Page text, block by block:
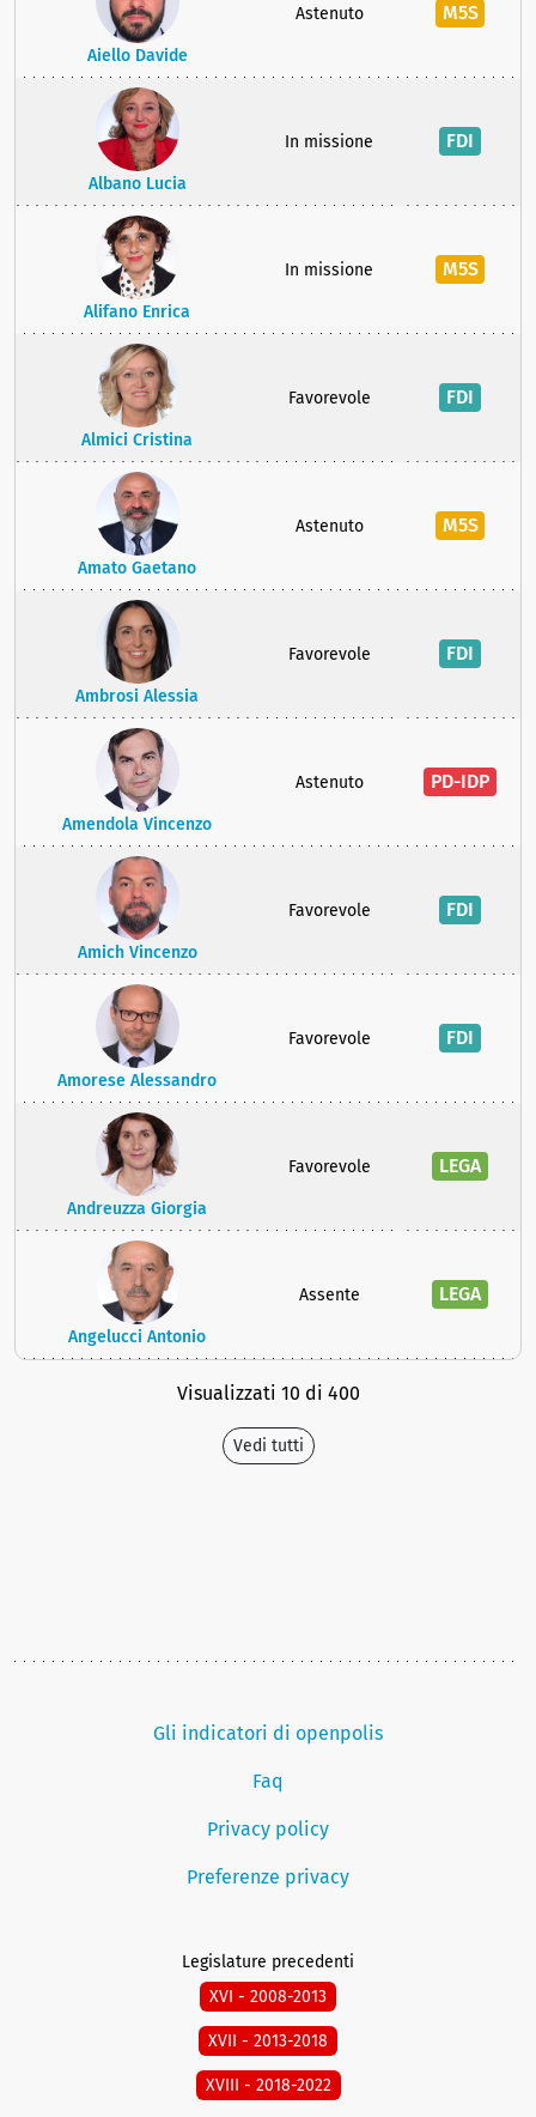
Aiello Davide
Astenuto M5S
Albano Lucia
In missione FDI
Alifano Enrica
In missione M5S
Almici Cristina
Favorevole FDI
Amato Gaetano
Astenuto M5S
Ambrosi Alessia
Favorevole FDI
Amendola Vincenzo
Astenuto PD-IDP
Amich Vincenzo
Favorevole FDI
Amorese Alessandro
Favorevole FDI
Andreuzza Giorgia
Favorevole LEGA
Angelucci Antonio
Assente LEGA
Visualizzati 10 di 400
Vedi tutti
Gli indicatori di openpolis
Faq
Privacy policy
Preferenze privacy
Legislature precedenti
XVI - 2008-2013
XVII - 2013-2018
XVIII - 2018-2022